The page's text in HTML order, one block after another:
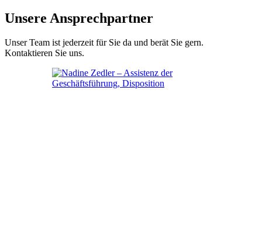
Unsere Ansprechpartner
Unser Team ist jederzeit für Sie da und berät Sie gern.
Kontaktieren Sie uns.